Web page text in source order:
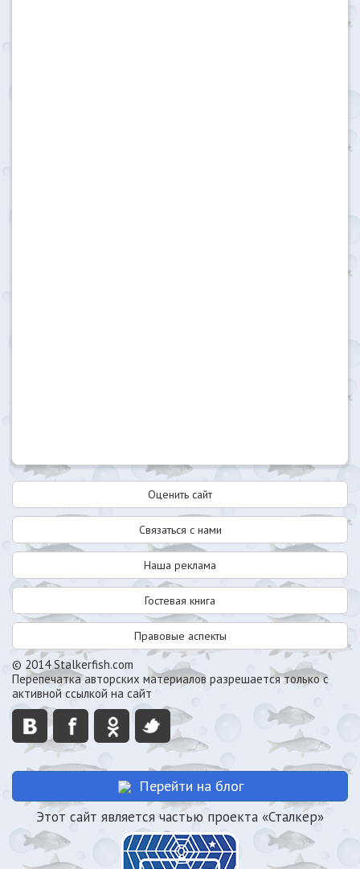
Оценить сайт
Связаться с нами
Наша реклама
Гостевая книга
Правовые аспекты
© 2014 Stalkerfish.com
Перепечатка авторских материалов разрешается только с
активной ссылкой на сайт
Перейти на блог
Этот сайт является частью проекта «Сталкер»